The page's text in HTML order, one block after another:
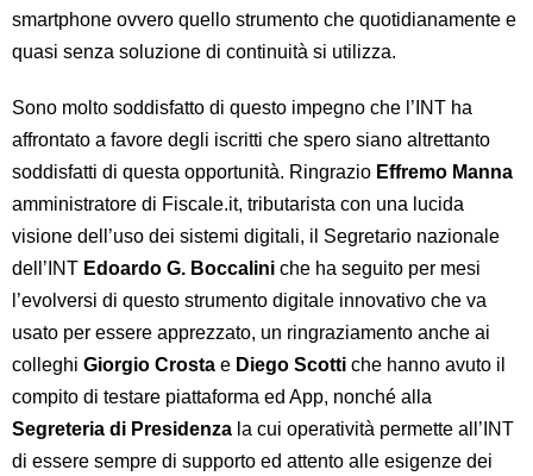
smartphone ovvero quello strumento che quotidianamente e
quasi senza soluzione di continuità si utilizza.
Sono molto soddisfatto di questo impegno che l’INT ha
affrontato a favore degli iscritti che spero siano altrettanto
soddisfatti di questa opportunità. Ringrazio Effremo Manna
amministratore di Fiscale.it, tributarista con una lucida
visione dell’uso dei sistemi digitali, il Segretario nazionale
dell’INT Edoardo G. Boccalini che ha seguito per mesi
l’evolversi di questo strumento digitale innovativo che va
usato per essere apprezzato, un ringraziamento anche ai
colleghi Giorgio Crosta e Diego Scotti che hanno avuto il
compito di testare piattaforma ed App, nonché alla
Segreteria di Presidenza la cui operatività permette all’INT
di essere sempre di supporto ed attento alle esigenze dei